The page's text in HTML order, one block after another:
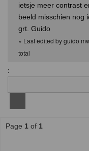
ietsje meer contrast
beeld misschien nog
grt. Guido
» Last edited by guido
total
:
Page 1 of 1